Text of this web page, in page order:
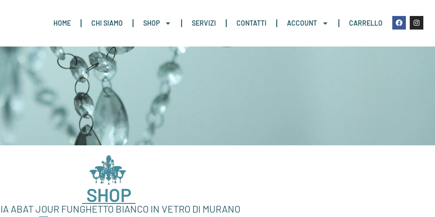
HOME CHI SIAMO SHOP SERVIZI CONTATTI ACCOUNT CARRELLO
SHOP
ABAT JOUR FUNGHETTO BIANCO IN VETRO DI MURANO